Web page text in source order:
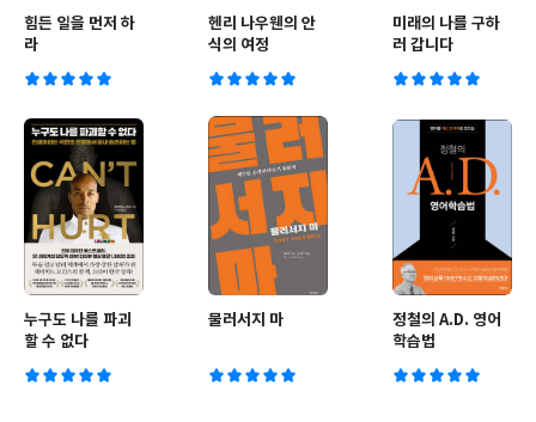
힘든 일을 먼저 하
라
헨리 나우웬의 안
식의 여정
미래의 나를 구하
러 갑니다
누구도 나를 파괴
할 수 없다
물러서지 마
정철의 A.D. 영어
학습법